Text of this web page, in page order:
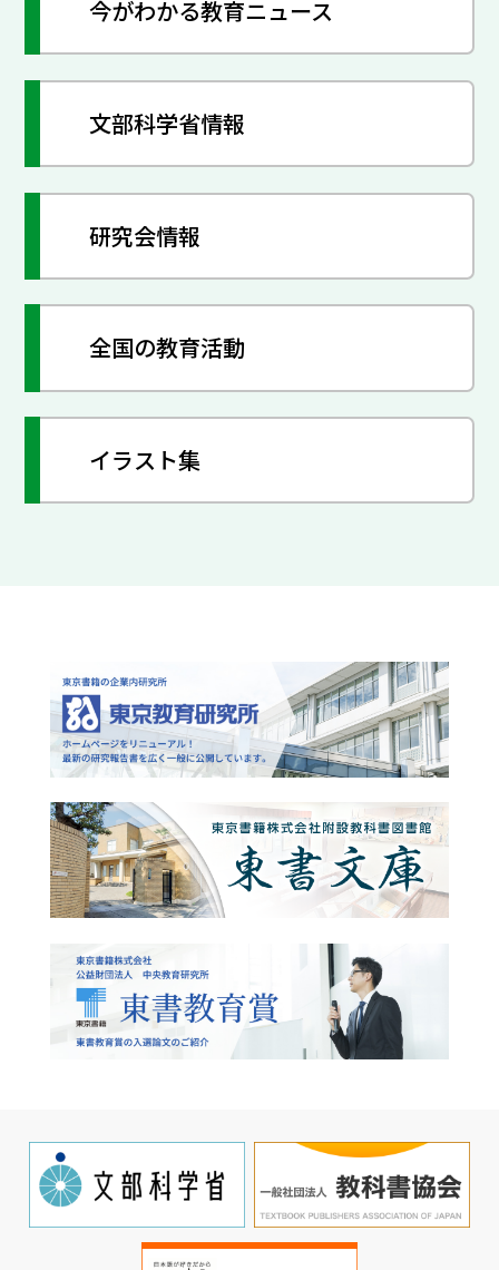
今がわかる教育ニュース
文部科学省情報
研究会情報
全国の教育活動
イラスト集